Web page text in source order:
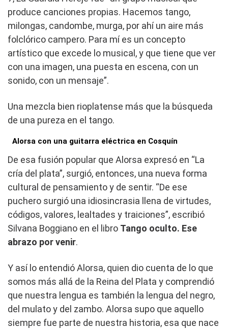
produce canciones propias. Hacemos tango,
milongas, candombe, murga, por ahí un aire más
folclórico campero. Para mí es un concepto
artístico que excede lo musical, y que tiene que ver
con una imagen, una puesta en escena, con un
sonido, con un mensaje”.
Una mezcla bien rioplatense más que la búsqueda
de una pureza en el tango.
Alorsa con una guitarra eléctrica en Cosquín
De esa fusión popular que Alorsa expresó en “La
cría del plata”, surgió, entonces, una nueva forma
cultural de pensamiento y de sentir. “De ese
puchero surgió una idiosincrasia llena de virtudes,
códigos, valores, lealtades y traiciones”, escribió
Silvana Boggiano en el libro Tango oculto. Ese
abrazo por venir.
Y así lo entendió Alorsa, quien dio cuenta de lo que
somos más allá de la Reina del Plata y comprendió
que nuestra lengua es también la lengua del negro,
del mulato y del zambo. Alorsa supo que aquello
siempre fue parte de nuestra historia, esa que nace